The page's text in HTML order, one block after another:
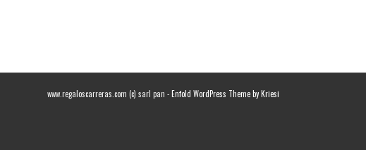
www.regaloscarreras.com (c) sarl pan -Enfold WordPress Theme by Kriesi